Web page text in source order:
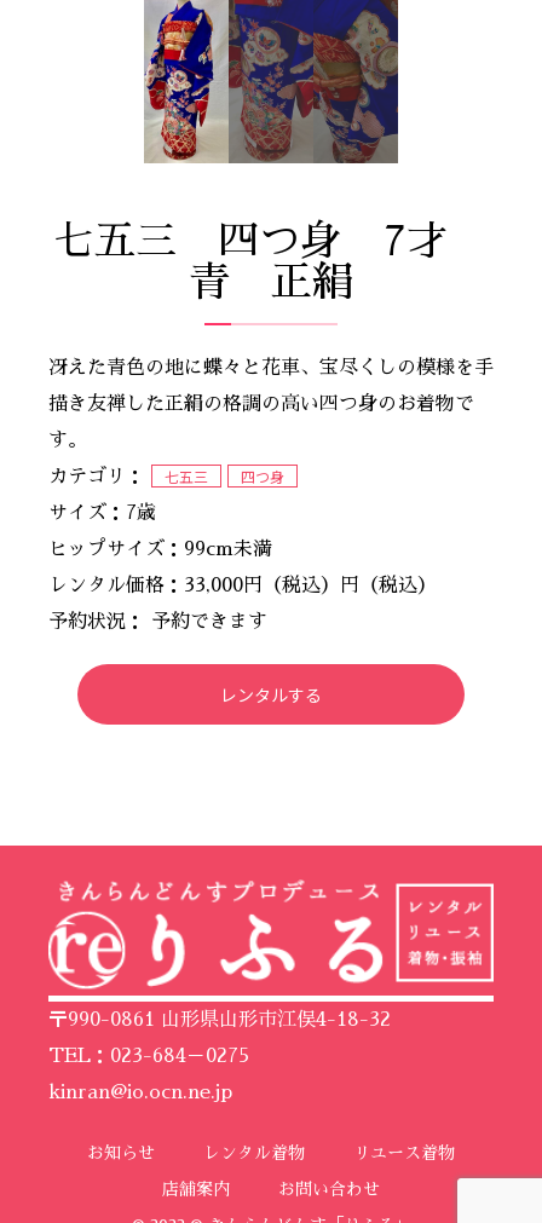
七五三 四つ身 7才
青 正絹
冴えた青色の地に蝶々と花車、宝尽くしの模様を手
描き友禅した正絹の格調の高い四つ身のお着物で
す。
カテゴリ：
七五三 四つ身
サイズ：7歳
ヒップサイズ：99cm未満
レンタル価格：33,000円（税込）円（税込）
予約状況： 予約できます
レンタルする
〒990-0861 山形県山形市江俣4-18-32
TEL：023-684－0275
kinran@io.ocn.ne.jp
お知らせ レンタル着物 リユース着物
店舗案内 お問い合わせ